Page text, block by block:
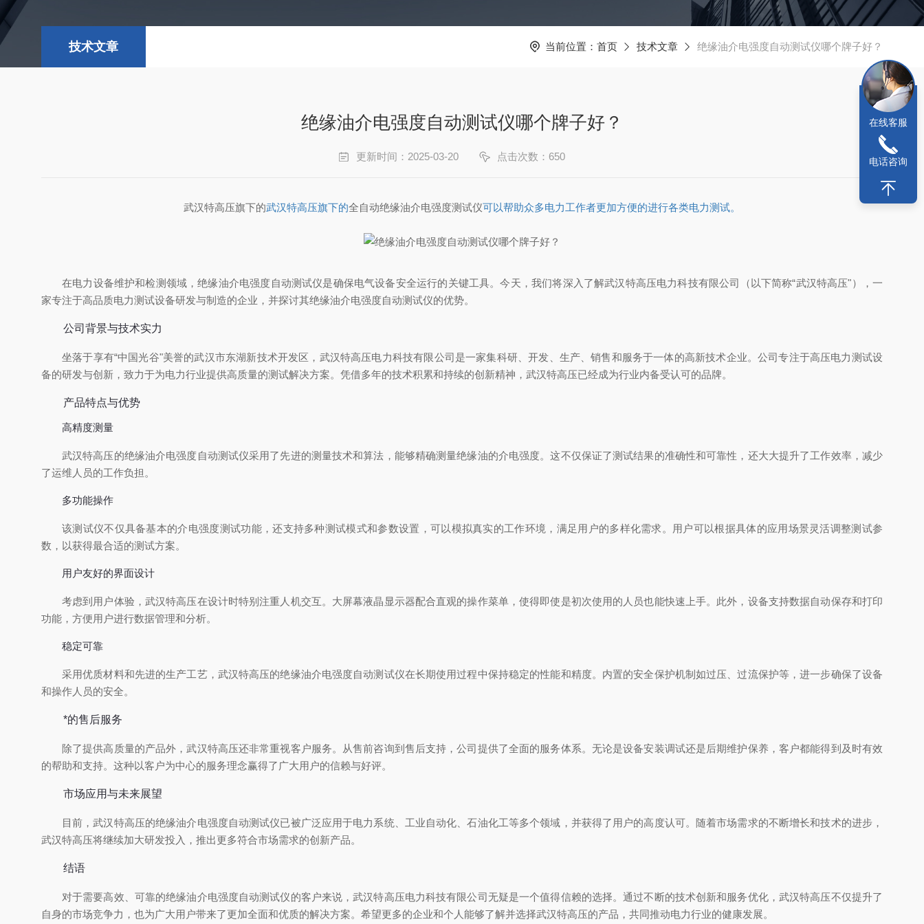
技术文章 当前位置： 首页 技术文章 绝缘油介电强度自动测试仪哪个牌子好？
绝缘油介电强度自动测试仪哪个牌子好？
更新时间：2025-03-20 点击次数：650
武汉特高压旗下的武汉特高压旗下的全自动绝缘油介电强度测试仪可以帮助众多电力工作者更加方便的进行各类电力测试。
在电力设备维护和检测领域，绝缘油介电强度自动测试仪是确保电气设备安全运行的关键工具。今天，我们将深入了解武汉特高压电力科技有限公司（以下简称“武汉特高压"），一
家专注于高品质电力测试设备研发与制造的企业，并探讨其绝缘油介电强度自动测试仪的优势。
公司背景与技术实力
坐落于享有“中国光谷"美誉的武汉市东湖新技术开发区，武汉特高压电力科技有限公司是一家集科研、开发、生产、销售和服务于一体的高新技术企业。公司专注于高压电力测试设
备的研发与创新，致力于为电力行业提供高质量的测试解决方案。凭借多年的技术积累和持续的创新精神，武汉特高压已经成为行业内备受认可的品牌。
产品特点与优势
高精度测量
武汉特高压的绝缘油介电强度自动测试仪采用了先进的测量技术和算法，能够精确测量绝缘油的介电强度。这不仅保证了测试结果的准确性和可靠性，还大大提升了工作效率，减少
了运维人员的工作负担。
多功能操作
该测试仪不仅具备基本的介电强度测试功能，还支持多种测试模式和参数设置，可以模拟真实的工作环境，满足用户的多样化需求。用户可以根据具体的应用场景灵活调整测试参
数，以获得最合适的测试方案。
用户友好的界面设计
考虑到用户体验，武汉特高压在设计时特别注重人机交互。大屏幕液晶显示器配合直观的操作菜单，使得即使是初次使用的人员也能快速上手。此外，设备支持数据自动保存和打印
功能，方便用户进行数据管理和分析。
稳定可靠
采用优质材料和先进的生产工艺，武汉特高压的绝缘油介电强度自动测试仪在长期使用过程中保持稳定的性能和精度。内置的安全保护机制如过压、过流保护等，进一步确保了设备
和操作人员的安全。
*的售后服务
除了提供高质量的产品外，武汉特高压还非常重视客户服务。从售前咨询到售后支持，公司提供了全面的服务体系。无论是设备安装调试还是后期维护保养，客户都能得到及时有效
的帮助和支持。这种以客户为中心的服务理念赢得了广大用户的信赖与好评。
市场应用与未来展望
目前，武汉特高压的绝缘油介电强度自动测试仪已被广泛应用于电力系统、工业自动化、石油化工等多个领域，并获得了用户的高度认可。随着市场需求的不断增长和技术的进步，
武汉特高压将继续加大研发投入，推出更多符合市场需求的创新产品。
结语
对于需要高效、可靠的绝缘油介电强度自动测试仪的客户来说，武汉特高压电力科技有限公司无疑是一个值得信赖的选择。通过不断的技术创新和服务优化，武汉特高压不仅提升了
自身的市场竞争力，也为广大用户带来了更加全面和优质的解决方案。希望更多的企业和个人能够了解并选择武汉特高压的产品，共同推动电力行业的健康发展。
在线客服
电话咨询